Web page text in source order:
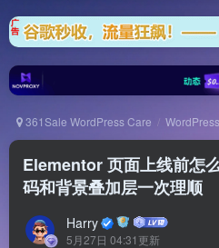
361Sale WordPress Care
Elementor 页面上线前怎
码和背景叠加层一次理顺
Harry
5月27日 04:31更新